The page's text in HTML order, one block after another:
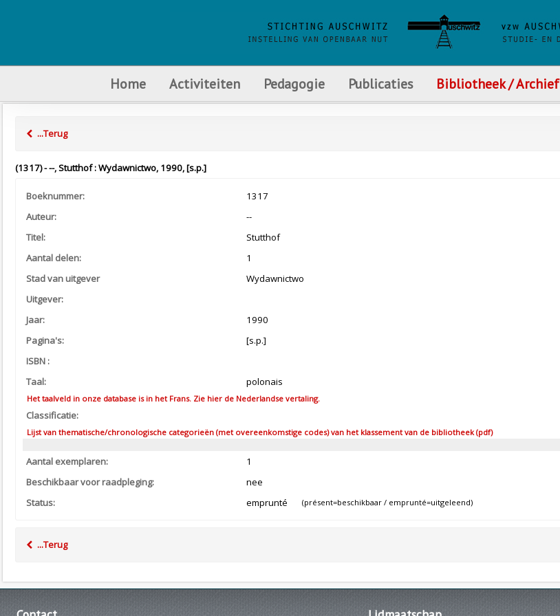
Home Activiteiten Pedagogie Publicaties Bibliotheek / Archief
...Terug
(1317) - --, Stutthof : Wydawnictwo, 1990, [s.p.]
Boeknummer:
1317
Auteur:
--
Titel:
Stutthof
Aantal delen:
1
Stad van uitgever
Wydawnictwo
Uitgever:
Jaar:
1990
Pagina's:
[s.p.]
ISBN :
Taal:
polonais
Het taalveld in onze database is in het Frans. Zie hier de Nederlandse vertaling.
Classificatie:
Lijst van thematische/chronologische categorieën (met overeenkomstige codes) van het klassement van de bibliotheek (pdf)
Aantal exemplaren:
1
Beschikbaar voor raadpleging:
nee
Status:
emprunté (présent=beschikbaar / emprunté=uitgeleend)
...Terug